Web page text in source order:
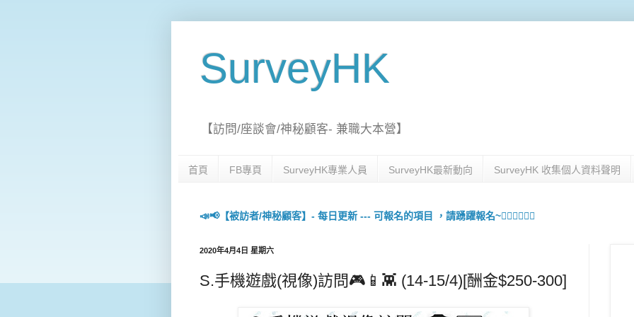
SurveyHK
【訪問/座談會/神秘顧客- 兼職大本營】
首頁 FB專頁 SurveyHK專業人員 SurveyHK最新動向 SurveyHK 收集個人資料聲明
📣📢【被訪者/神秘顧客】- 每日更新 --- 可報名的項目 ，請踴躍報名~🙋🏻‍♀️💇🏻‍♀️
2020年4月4日 星期六
S.手機遊戲(視像)訪問🎮📱👾 (14-15/4)[酬金$250-300]